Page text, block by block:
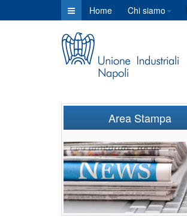
Home Chi siamo
Area Stampa